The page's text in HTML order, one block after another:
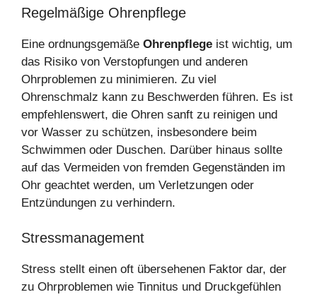
Regelmäßige Ohrenpflege
Eine ordnungsgemäße Ohrenpflege ist wichtig, um
das Risiko von Verstopfungen und anderen
Ohrproblemen zu minimieren. Zu viel
Ohrenschmalz kann zu Beschwerden führen. Es ist
empfehlenswert, die Ohren sanft zu reinigen und
vor Wasser zu schützen, insbesondere beim
Schwimmen oder Duschen. Darüber hinaus sollte
auf das Vermeiden von fremden Gegenständen im
Ohr geachtet werden, um Verletzungen oder
Entzündungen zu verhindern.
Stressmanagement
Stress stellt einen oft übersehenen Faktor dar, der
zu Ohrproblemen wie Tinnitus und Druckgefühlen